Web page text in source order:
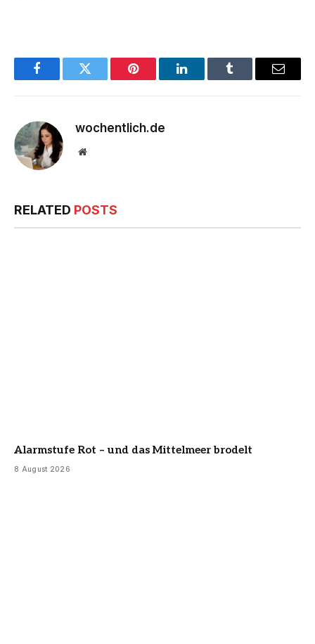
FacebookTwitter Pinterest LinkedInTumblr Email
wochentlich.de
Website
RELATED POSTS
Alarmstufe Rot – und das Mittelmeer brodelt
8 August 2026